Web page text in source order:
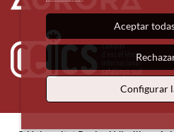
Aceptar
Configurar